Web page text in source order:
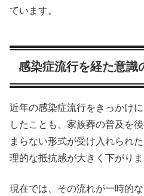
ています。
感染症流行を経た意識
近年の感染症流行をきっかけ
したことも、家族葬の普及を
まらない形式が受け入れられ
理的な抵抗感が大きく下がりま
現在では、その流れが一時的